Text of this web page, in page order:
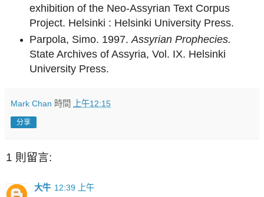
exhibition of the Neo-Assyrian Text Corpus
Project. Helsinki : Helsinki University Press.
Parpola, Simo. 1997.Assyrian Prophecies.
State Archives of Assyria, Vol. IX. Helsinki
University Press.
Mark Chan 時間 上午12:15
分享
1 則留言:
大牛 12:39 上午